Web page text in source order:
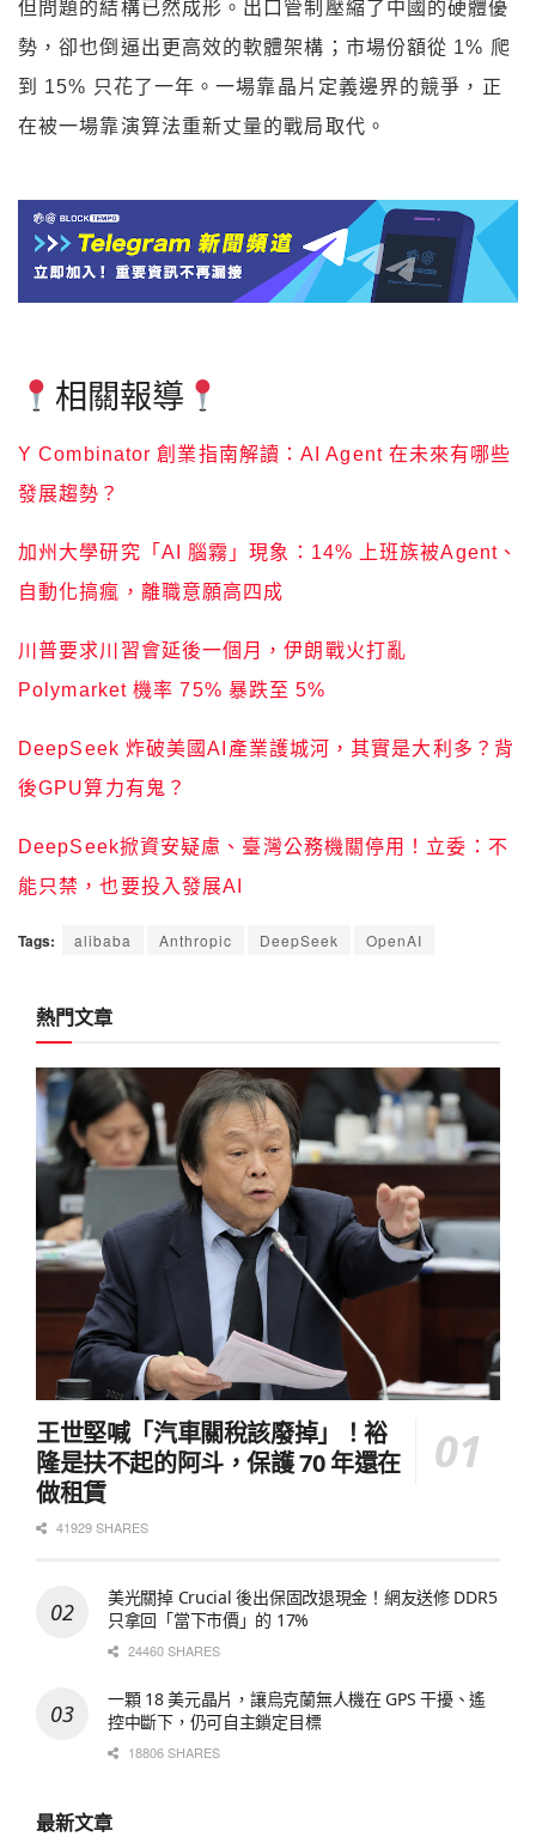
但問題的結構已然成形。出口管制壓縮了中國的硬體優
勢，卻也倒逼出更高效的軟體架構；市場份額從 1% 爬
到 15% 只花了一年。一場靠晶片定義邊界的競爭，正
在被一場靠演算法重新丈量的戰局取代。
相關報導
Y Combinator 創業指南解讀：AI Agent 在未來有哪些
發展趨勢？
加州大學研究「AI 腦霧」現象：14% 上班族被Agent、
自動化搞瘋，離職意願高四成
川普要求川習會延後一個月，伊朗戰火打亂
Polymarket 機率 75% 暴跌至 5%
DeepSeek 炸破美國AI產業護城河，其實是大利多？背
後GPU算力有鬼？
DeepSeek掀資安疑慮、臺灣公務機關停用！立委：不
能只禁，也要投入發展AI
Tags: alibaba Anthropic DeepSeek OpenAI
熱門文章
王世堅喊「汽車關稅該廢掉」！裕
隆是扶不起的阿斗，保護 70 年還在
做租賃
41929 SHARES
美光關掉 Crucial 後出保固改退現金！網友送修 DDR5
只拿回「當下市價」的 17%
24460 SHARES
一顆 18 美元晶片，讓烏克蘭無人機在 GPS 干擾、遙
控中斷下，仍可自主鎖定目標
18806 SHARES
最新文章